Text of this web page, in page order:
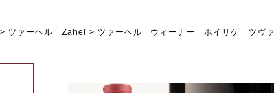
ツァーヘル Zahel ツァーヘル ウィーナー ホイリゲ ツヴ